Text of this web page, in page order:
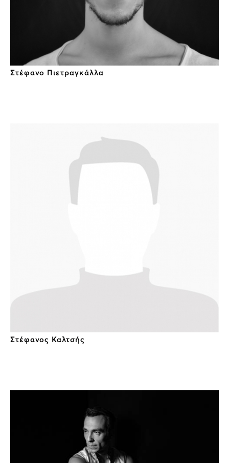
Στέφανο Πιετραγκάλλα
Στέφανος Καλτσής